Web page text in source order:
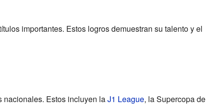
importantes. Estos logros demuestran su talento y el
nacionales. Estos incluyen laJ1 League, la Supercopa de